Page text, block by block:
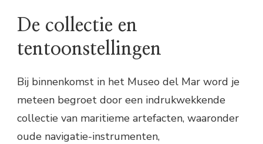
De collectie en
tentoonstellingen
Bij binnenkomst in het Museo del Mar word je
meteen begroet door een indrukwekkende
collectie van maritieme artefacten, waaronder
oude navigatie-instrumenten,